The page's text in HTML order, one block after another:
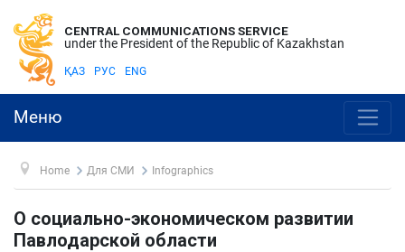
CENTRAL COMMUNICATIONS SERVICE
under the President of the Republic of Kazakhstan
ҚАЗ РУС ENG
Меню
Home Для СМИ Infographics
О социально-экономическом развитии
Павлодарской области